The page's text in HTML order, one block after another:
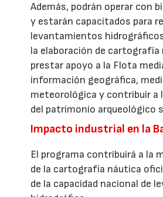
Además, podrán operar con
y estarán capacitados para
levantamientos
la elaboración de cartografía
prestar apoyo a la Flota
información geográfica,
meteorológica y contribuir a
del patrimonio arqueológico
Impacto industrial en la
El programa contribuirá a la
de la cartografía náutica
de la capacidad nacional de